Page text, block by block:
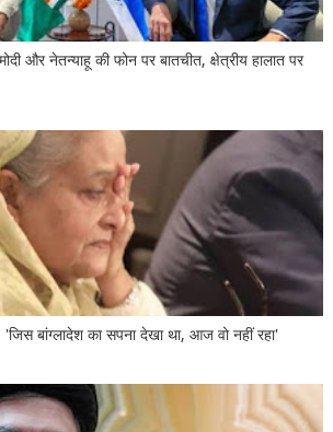
और नेतन्याहू की फोन पर बातचीत, क्षेत्रीय हालात पर
बांग्लादेश का सपना देखा था, आज वो नहीं रहा'